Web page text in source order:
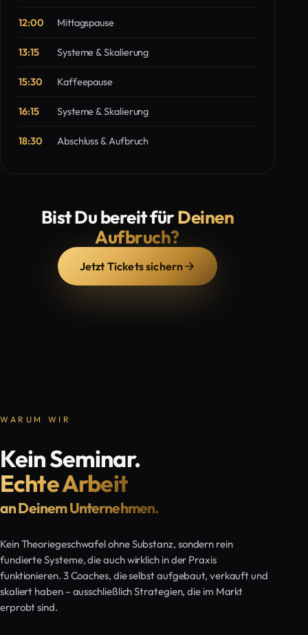
12:00 Mittagspause
13:15 Systeme & Skalierung
15:30 Kaffeepause
16:15 Systeme & Skalierung
18:30 Abschluss & Aufbruch
Bist Du bereit fürDeinen
Aufbruch?
Jetzt Tickets sichern
WARUM WIR
Kein Seminar.
Echte Arbeit
an Deinem Unternehmen.
Kein Theoriegeschwafel ohne Substanz, sondern rein
fundierte Systeme, die auch wirklich in der Praxis
funktionieren. 3 Coaches, die selbst aufgebaut, verkauft und
skaliert haben – ausschließlich Strategien, die im Markt
erprobt sind.